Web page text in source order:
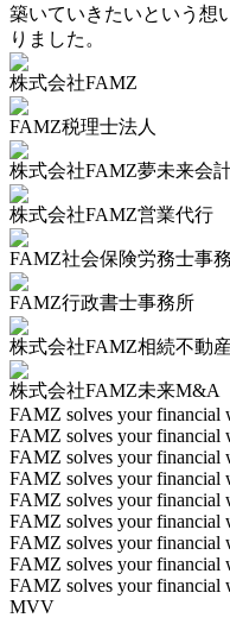
築いていきたいという想
りました。
株式会社FAMZ
FAMZ税理士法人
株式会社FAMZ夢未来会
株式会社FAMZ営業代行
FAMZ社会保険労務士事
FAMZ行政書士事務所
株式会社FAMZ相続不動
株式会社FAMZ未来M&A
FAMZ solves your
FAMZ solves your
FAMZ solves your
FAMZ solves your
FAMZ solves your
FAMZ solves your
FAMZ solves your
FAMZ solves your
FAMZ solves your
MVV